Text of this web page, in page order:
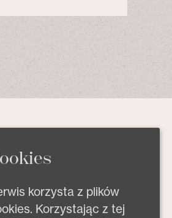
korzysta z plików
Korzystając z tej